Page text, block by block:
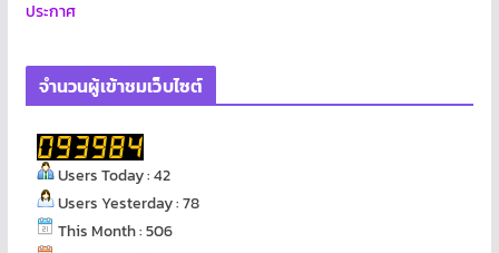
ประกาศ
จำนวนผู้เข้าชมเว็บไซต์
Users Today : 42
Users Yesterday : 78
This Month : 506